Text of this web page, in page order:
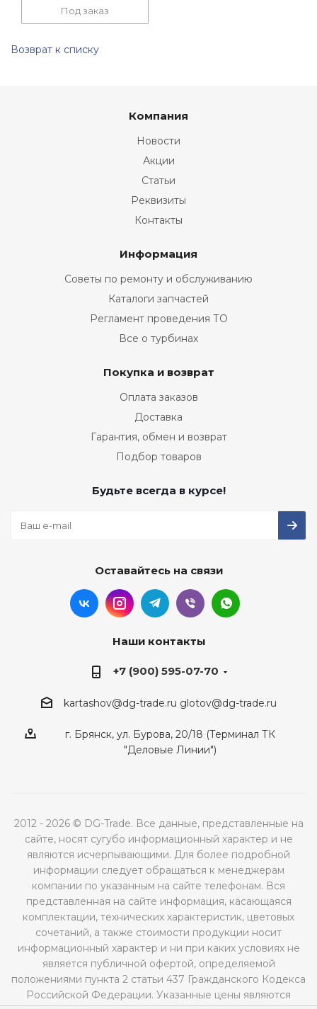
Под заказ
Возврат к списку
Компания
Новости
Акции
Статьи
Реквизиты
Контакты
Информация
Советы по ремонту и обслуживанию
Каталоги запчастей
Регламент проведения ТО
Все о турбинах
Покупка и возврат
Оплата заказов
Доставка
Гарантия, обмен и возврат
Подбор товаров
Будьте всегда в курсе!
Оставайтесь на связи
Наши контакты
+7 (900) 595-07-70
kartashov@dg-trade.ru glotov@dg-trade.ru
г. Брянск, ул. Бурова, 20/18 (Терминал ТК
"Деловые Линии")
2012 - 2026 © DG-Trade. Все данные, представленные на
сайте, носят сугубо информационный характер и не
являются исчерпывающими. Для более подробной
информации следует обращаться к менеджерам
компании по указанным на сайте телефонам. Вся
представленная на сайте информация, касающаяся
комплектации, технических характеристик, цветовых
сочетаний, а также стоимости продукции носит
информационный характер и ни при каких условиях не
является публичной офертой, определяемой
положениями пункта 2 статьи 437 Гражданского Кодекса
Российской Федерации. Указанные цены являются